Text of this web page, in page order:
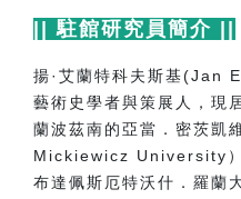
||駐館研究員簡介
揚·艾蘭特科夫斯基(Jan
藝術史學者與策展人，現
蘭波茲南的亞當．密茨凱
Mickiewicz University
布達佩斯厄特沃什．羅蘭